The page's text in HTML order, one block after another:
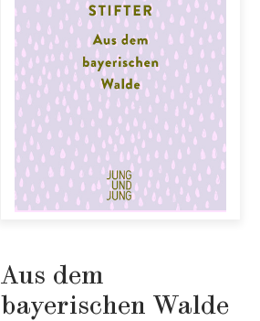
Aus dem
bayerischen Walde